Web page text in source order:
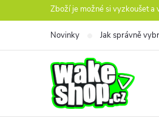
na
Zboží je možné si vyzkoušet
Novinky Jak správně